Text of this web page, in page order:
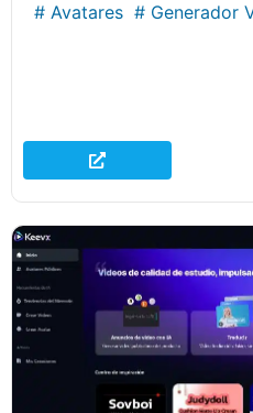
# Avatares # Generador